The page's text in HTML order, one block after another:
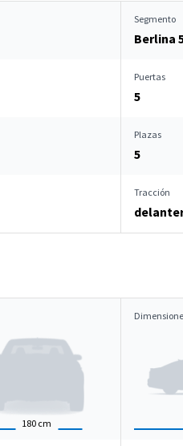
Segmento
Berlina
Puertas
5
Plazas
5
Tracción
180 cm